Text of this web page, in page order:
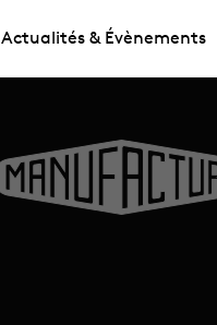
Actualités & Évènements